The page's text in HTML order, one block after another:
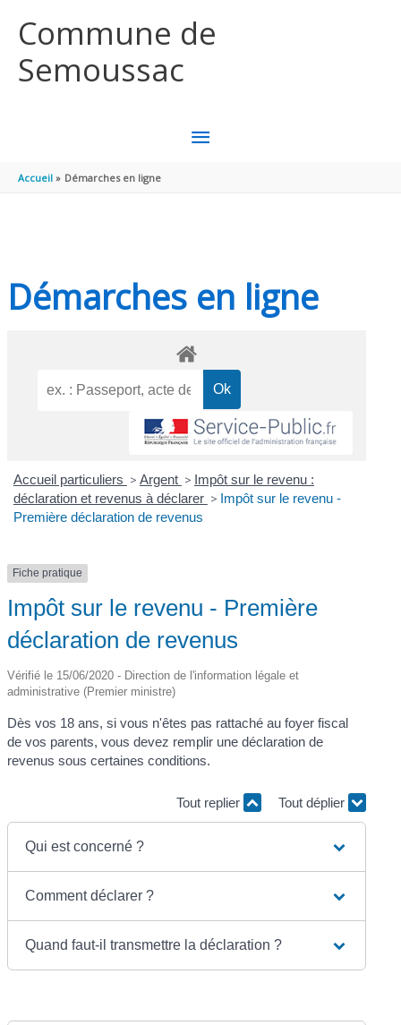
Commune de
Semoussac
MENU
Accueil Démarches en ligne
Démarches en ligne
Accueil particuliers > Argent > Impôt sur le revenu :
déclaration et revenus à déclarer > Impôt sur le revenu -
Première déclaration de revenus
Fiche pratique
Impôt sur le revenu - Première
déclaration de revenus
Vérifié le 15/06/2020 - Direction de l'information légale et
administrative (Premier ministre)
Dès vos 18 ans, si vous n'êtes pas rattaché au foyer fiscal
de vos parents, vous devez remplir une déclaration de
revenus sous certaines conditions.
Tout replier Tout déplier
Qui est concerné ?
Comment déclarer ?
Quand faut-il transmettre la déclaration ?